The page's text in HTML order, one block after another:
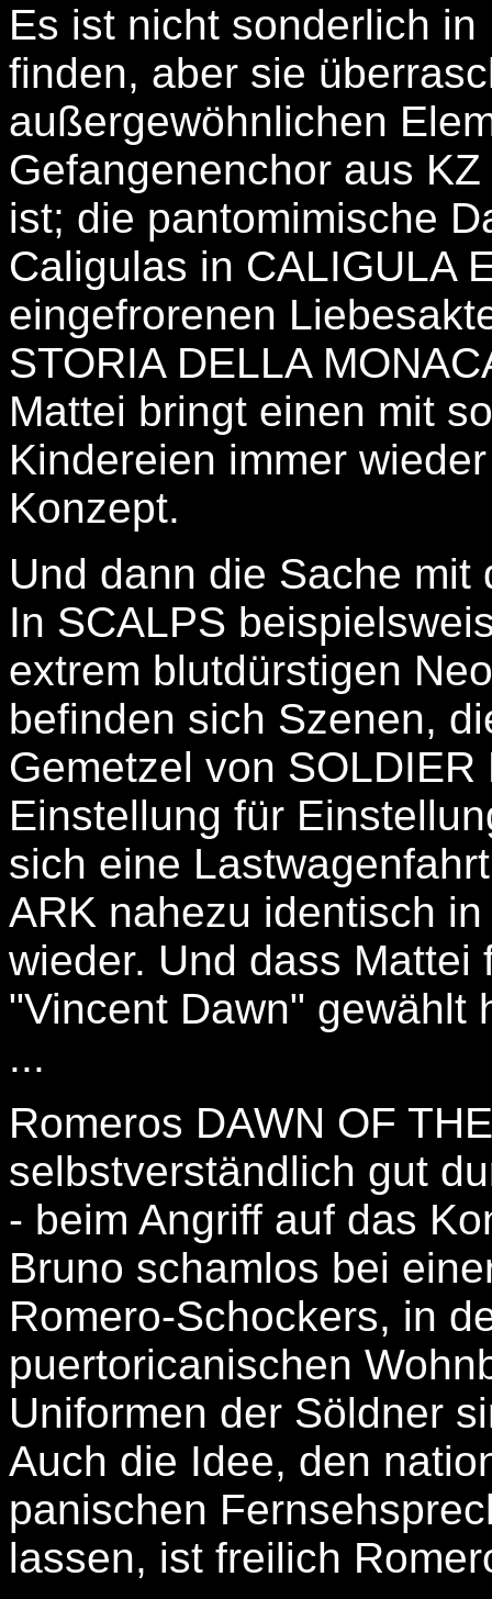
Es ist nicht sonderlich
finden, aber sie
außergewöhnlichen
Gefangenenchor aus
ist; die pantomimische
Caligulas in CALIGULA
eingefrorenen
STORIA DELLA
Mattei bringt einen mit
Kindereien immer
Konzept.
Und dann die Sache mit
In SCALPS
extrem blutdürstigen
befinden sich Szenen,
Gemetzel von SOLDIER
Einstellung für
sich eine
ARK nahezu identisch
wieder. Und dass Mattei
"Vincent Dawn" gewählt
...
Romeros DAWN OF
selbstverständlich gut
- beim Angriff auf das
Bruno schamlos bei
Romero-Schockers, in
puertoricanischen
Uniformen der Söldner
Auch die Idee, den
panischen
lassen, ist freilich